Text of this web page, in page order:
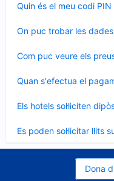
Quin és el meu codi
tancat
On puc trobar les
tancat
Com puc veure els
tancat
Quan s'efectua el
tancat
Els hotels sol·liciten
tancat
Es poden sol·licitar llits
tancat
Dona